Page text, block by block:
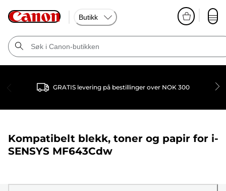
Butikk
GRATIS levering på bestillinger over NOK 300
Kompatibelt blekk, toner og papir for i-
SENSYS MF643Cdw